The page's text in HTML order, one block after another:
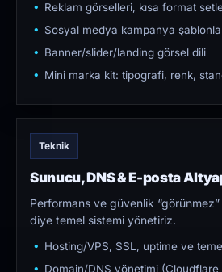
Reklam görselleri, kısa format
Sosyal medya kampanya
Banner/slider/landing görsel dili
Mini marka kit: tipografi, renk,
Teknik
Sunucu, DNS & E-posta
Performans ve güvenlik
diye temel sistemi yönetiriz.
Hosting/VPS, SSL, uptime ve
Domain/DNS yönetimi (Cloudflare